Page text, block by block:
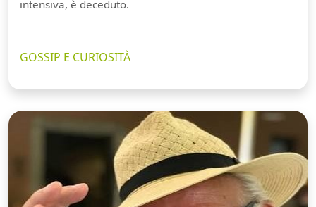
intensiva, è deceduto.
GOSSIP E CURIOSITÀ